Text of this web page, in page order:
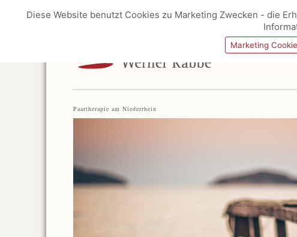
Paartherapie am Niederrhein
Diese Website benutzt Cookies zu Marketing Zwecken - die
Marketing